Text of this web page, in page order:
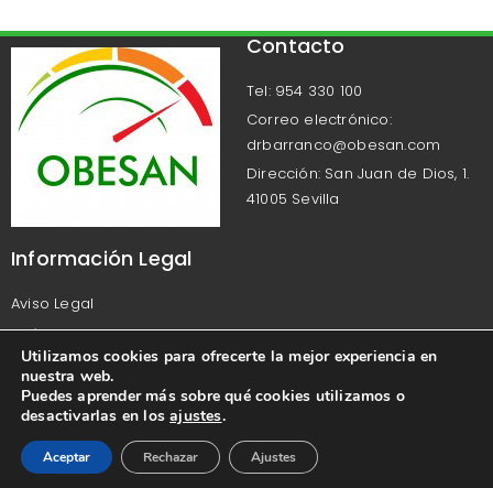
Contacto
Tel: 954 330 100
Correo electrónico:
drbarranco@obesan.com
Dirección: San Juan de Dios, 1.
41005 Sevilla
Información Legal
Aviso Legal
Política de Privacidad
Política de Cookies
Utilizamos cookies para ofrecerte la mejor experiencia en
nuestra web.
Puedes aprender más sobre qué cookies utilizamos o
desactivarlas en losajustes.
Aceptar Rechazar Ajustes